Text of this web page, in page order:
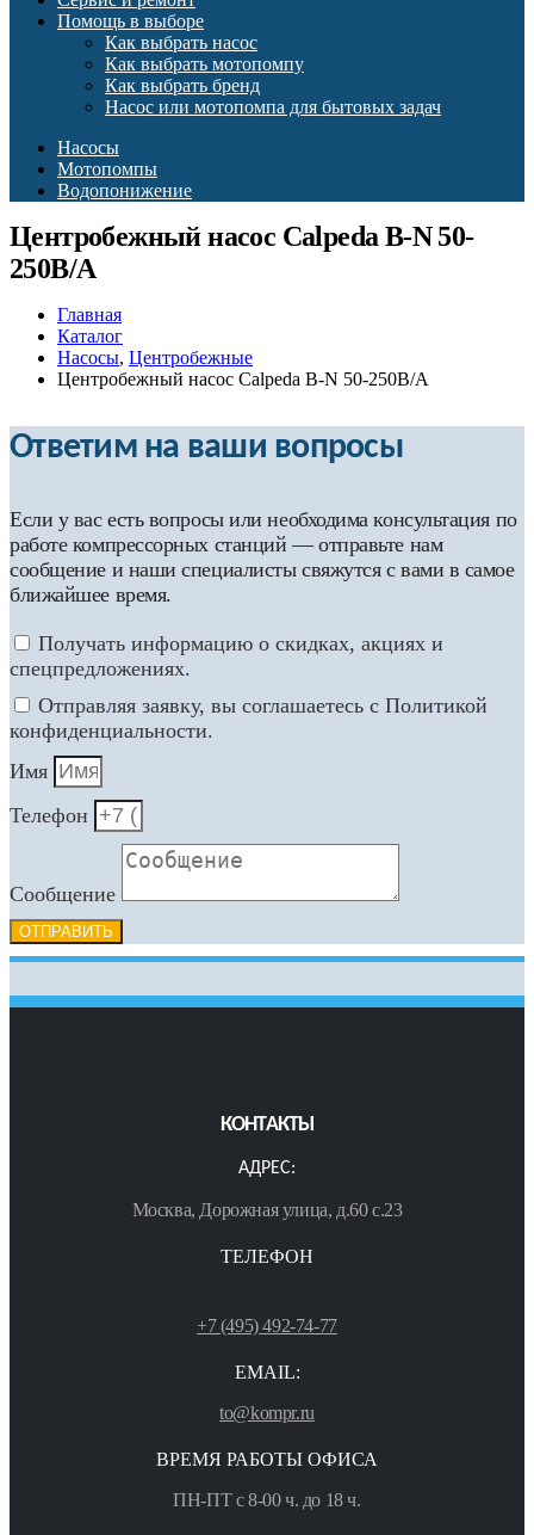
Помощь в выборе
Как выбрать насос
Как выбрать мотопомпу
Как выбрать бренд
Насос или мотопомпа для бытовых задач
Насосы
Мотопомпы
Водопонижение
Центробежный насос Calpeda B-N 50-
250B/A
Главная
Каталог
Насосы, Центробежные
Центробежный насос Calpeda B-N 50-250B/A
Ответим на ваши вопросы
Если у вас есть вопросы или необходима консультация по
работе компрессорных станций — отправьте нам
сообщение и наши специалисты свяжутся с вами в самое
ближайшее время.
Получать информацию о скидках, акциях и
спецпредложениях.
Отправляя заявку, вы соглашаетесь с Политикой
конфиденциальности.
Имя
Телефон
Сообщение
ОТПРАВИТЬ
КОНТАКТЫ
АДРЕС:
Москва, Дорожная улица, д.60 с.23
ТЕЛЕФОН
+7 (495) 492-74-77
EMAIL:
to@kompr.ru
ВРЕМЯ РАБОТЫ ОФИСА
ПН-ПТ с 8-00 ч. до 18 ч.